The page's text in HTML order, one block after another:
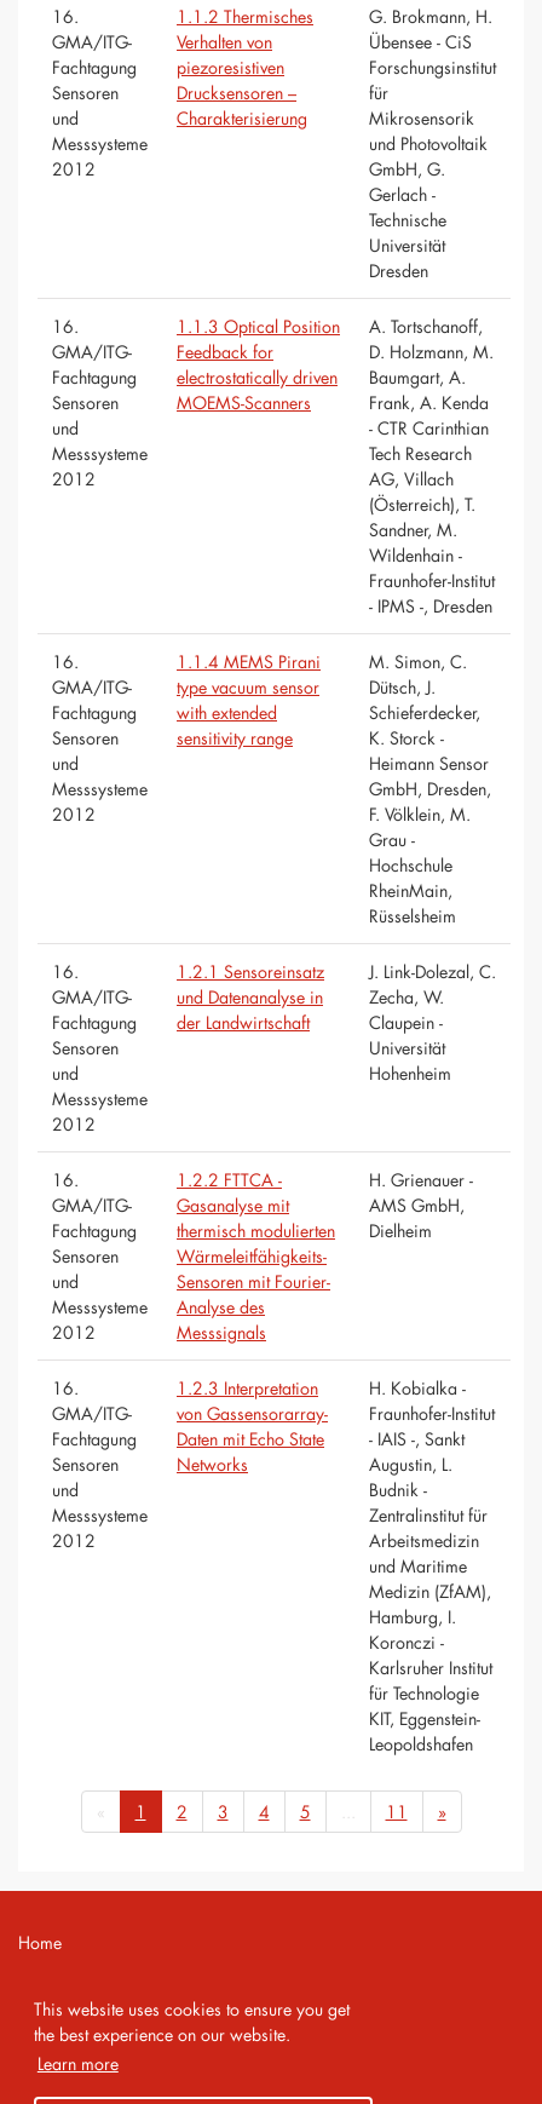
This website uses cookies to ensure you get
the best experience on our website.
Learn more
16.
GMA/ITG-
Fachtagung
Sensoren
und
Messsysteme
2012
1.1.2 Thermisches
Verhalten von
piezoresistiven
Drucksensoren –
Charakterisierung
G. Brokmann, H.
Übensee - CiS
Forschungsinstitut
für
Mikrosensorik
und Photovoltaik
GmbH, G.
Gerlach -
Technische
Universität
Dresden
16.
GMA/ITG-
Fachtagung
Sensoren
und
Messsysteme
2012
1.1.3 Optical Position
Feedback for
electrostatically driven
MOEMS-Scanners
A. Tortschanoff,
D. Holzmann, M.
Baumgart, A.
Frank, A. Kenda
- CTR Carinthian
Tech Research
AG, Villach
(Österreich), T.
Sandner, M.
Wildenhain -
Fraunhofer-Institut
- IPMS -, Dresden
16.
GMA/ITG-
Fachtagung
Sensoren
und
Messsysteme
2012
1.1.4 MEMS Pirani
type vacuum sensor
with extended
sensitivity range
M. Simon, C.
Dütsch, J.
Schieferdecker,
K. Storck -
Heimann Sensor
GmbH, Dresden,
F. Völklein, M.
Grau -
Hochschule
RheinMain,
Rüsselsheim
16.
GMA/ITG-
Fachtagung
Sensoren
und
Messsysteme
2012
1.2.1 Sensoreinsatz
und Datenanalyse in
der Landwirtschaft
J. Link-Dolezal, C.
Zecha, W.
Claupein -
Universität
Hohenheim
16.
GMA/ITG-
Fachtagung
Sensoren
und
Messsysteme
2012
1.2.2 FTTCA -
Gasanalyse mit
thermisch modulierten
Wärmeleitfähigkeits-
Sensoren mit Fourier-
Analyse des
Messsignals
H. Grienauer -
AMS GmbH,
Dielheim
16.
GMA/ITG-
Fachtagung
Sensoren
und
Messsysteme
2012
1.2.3 Interpretation
von Gassensorarray-
Daten mit Echo State
Networks
H. Kobialka -
Fraunhofer-Institut
- IAIS -, Sankt
Augustin, L.
Budnik -
Zentralinstitut für
Arbeitsmedizin
und Maritime
Medizin (ZfAM),
Hamburg, I.
Koronczi -
Karlsruher Institut
für Technologie
KIT, Eggenstein-
Leopoldshafen
« 1 2 3 4 5 ... 11 »
Home
Imprint
Privacy Policy